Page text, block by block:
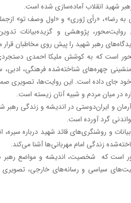
شهید انقلاب آماده‌سازی‌ شده است.
رضا»، «رأی ژوری» و «اول وصف تو»
پژوهشی و گزیده‌بیانات
رهبر شهید را پیش روی مخاطبان
چهره‌های شناخته‌شده فرهنگی، ادبی،
خود جای داده است. این روایت‌ها،
در میان مردم و شبیه آنان زیسته است.
آرمان و ایران‌دوستی در اندیشه و زندگی
گرد آورده است.
و روشنگری‌های قائد شهید درباره
زندگی امام مهربانی‌ها آشنا می‌کند.
است که ‌ شخصیت، اندیشه و مواضع رهبر
سیاسی و رسانه‌های خارجی، تصویری از